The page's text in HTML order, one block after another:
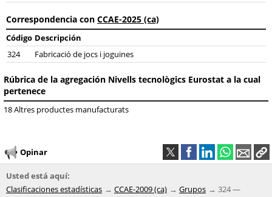
Correspondencia con CCAE-2025 (ca)
Código Descripción
324
Fabricació de jocs i joguines
Rúbrica de la agregación Nivells tecnològics Eurostat a la cual
pertenece
18 Altres productes manufacturats
Opinar
Usted está aquí:
Clasificaciones estadísticas
CCAE-2009 (ca) Grupos
324 —